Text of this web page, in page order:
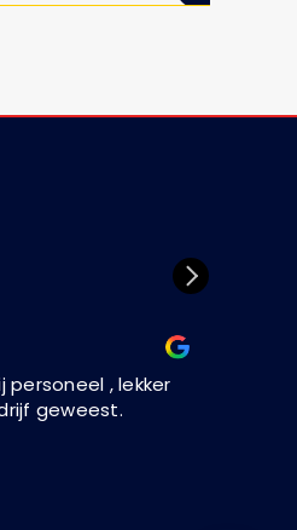
personeel , lekker
geweest.